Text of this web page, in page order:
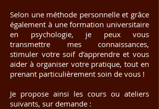
Selon une méthode personnelle et grâce
également à une formation universitaire
en psychologie, je peux vous
transmettre mes connaissances,
stimuler votre soif d'apprendre et vous
aider à organiser votre pratique, tout en
prenant particulièrement soin de vous !
Je propose ainsi les cours ou ateliers
suivants, sur demande :